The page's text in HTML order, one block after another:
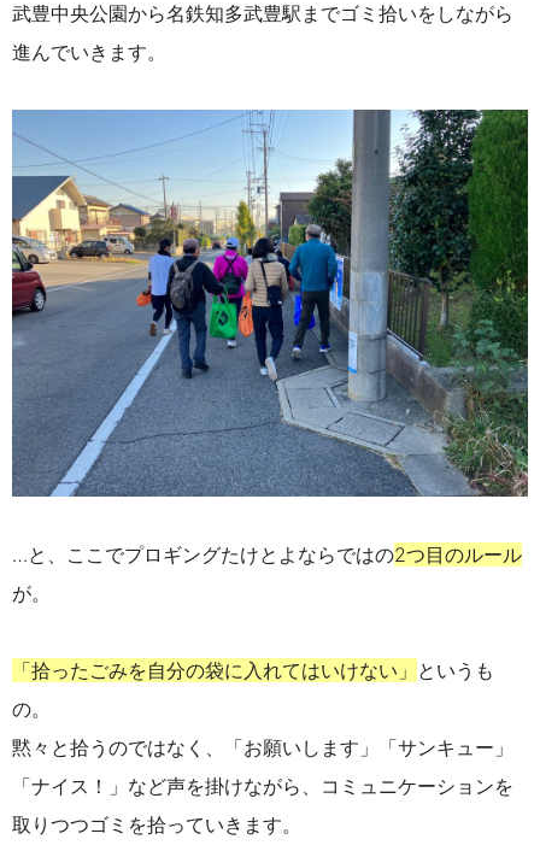
武豊中央公園から名鉄知多武豊駅までゴミ拾いをしながら
進んでいきます。
…と、ここでプロギングたけとよならではの2つ目のルール
が。
「拾ったごみを自分の袋に入れてはいけない」 というも
の。
黙々と拾うのではなく、「お願いします」「サンキュー」
「ナイス！」など声を掛けながら、コミュニケーションを
取りつつゴミを拾っていきます。